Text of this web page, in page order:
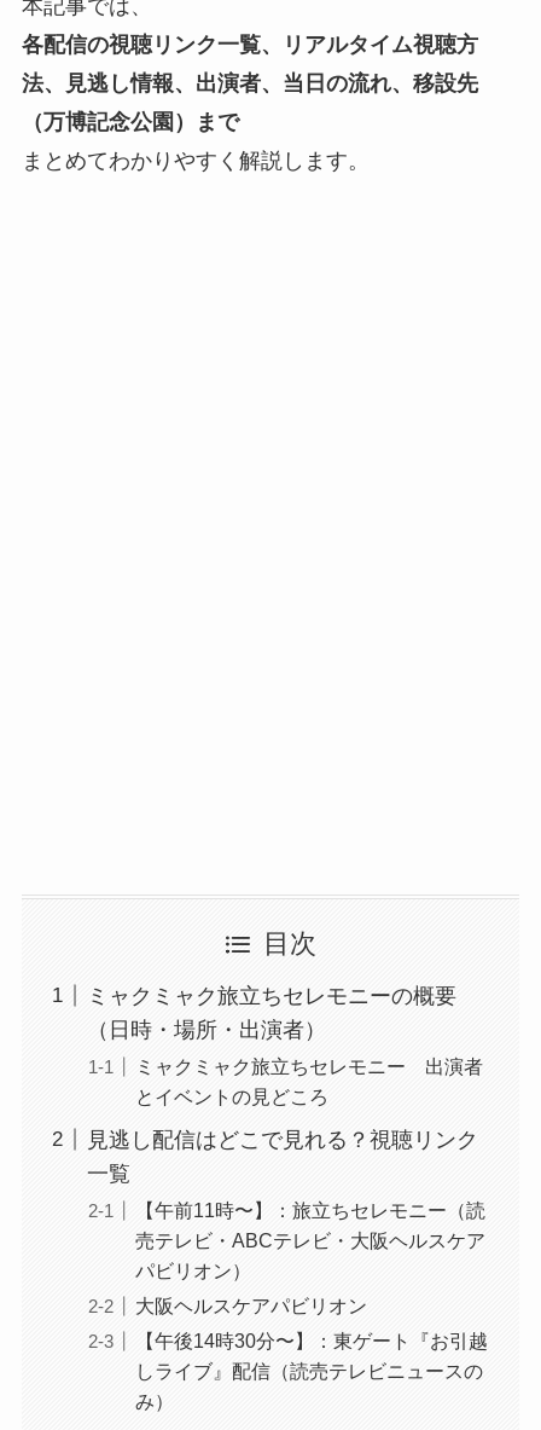
本記事では、
各配信の視聴リンク一覧、リアルタイム視聴方
法、見逃し情報、出演者、当日の流れ、移設先
（万博記念公園）まで
まとめてわかりやすく解説します。
目次
ミャクミャク旅立ちセレモニーの概要
（日時・場所・出演者）
ミャクミャク旅立ちセレモニー 出演者
とイベントの見どころ
見逃し配信はどこで見れる？視聴リンク
一覧
【午前11時〜】：旅立ちセレモニー（読
売テレビ・ABCテレビ・大阪ヘルスケア
パビリオン）
大阪ヘルスケアパビリオン
【午後14時30分〜】：東ゲート『お引越
しライブ』配信（読売テレビニュースの
み）